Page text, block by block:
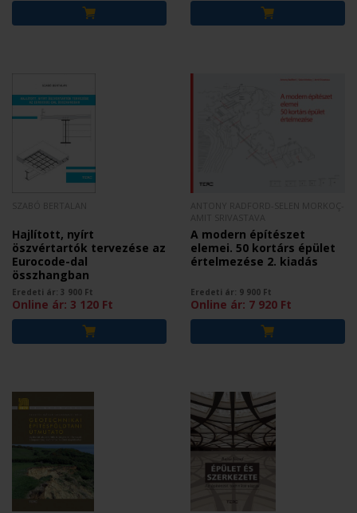
Hajlított, nyírt
öszvértartók tervezése az
Eurocode-dal
összhangban
Eredeti ár: 3 900 Ft
Online ár: 3 120 Ft
A modern építészet
elemei. 50 kortárs épület
értelmezése 2. kiadás
Eredeti ár: 9 900 Ft
Online ár: 7 920 Ft